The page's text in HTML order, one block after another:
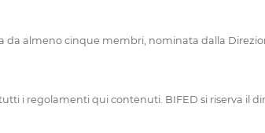
almeno cinque membri, nominata dalla
i regolamenti qui contenuti. BIFED si riserva il